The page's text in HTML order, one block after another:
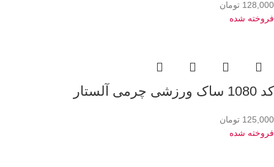
128,000 تومان
فروخته شده
کد 1080 ساک ورزشی چرمی آلستار
125,000 تومان
فروخته شده